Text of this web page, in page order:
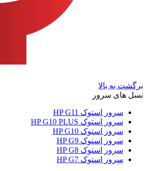
برگشت به بالا
نسل های سرور
سرور استوک HP G11
سرور استوک HP G10 PLUS
سرور استوک HP G10
سرور استوک HP G9
سرور استوک HP G8
سرور استوک HP G7